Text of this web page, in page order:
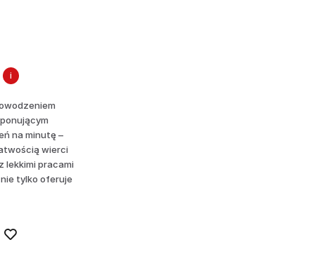
i
na minutę –
wierci
lekkimi pracami
tylko oferuje